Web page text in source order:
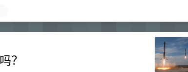
？